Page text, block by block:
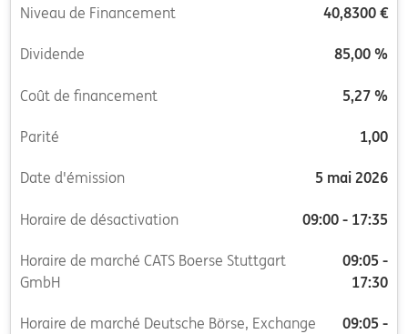
Niveau de Financement 40,8300 €
Dividende 85,00 %
Coût de financement 5,27 %
Parité 1,00
Date d'émission 5 mai 2026
Horaire de désactivation 09:00 - 17:35
Horaire de marché CATS Boerse Stuttgart
GmbH
09:05 -
17:30
Horaire de marché Deutsche Börse, Exchange
09:05 -